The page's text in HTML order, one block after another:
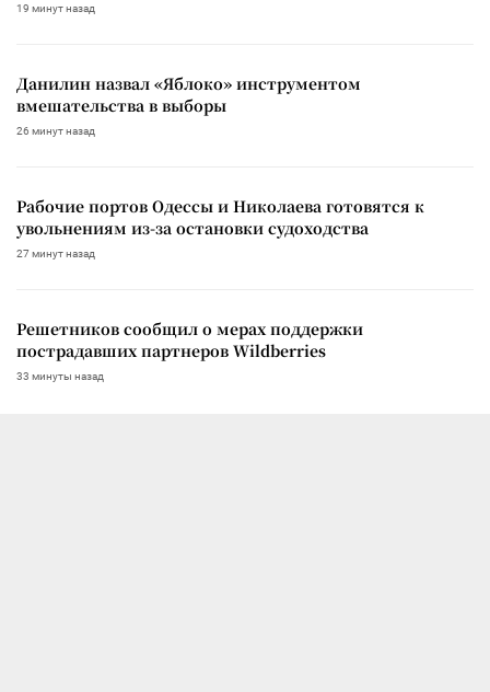
19 минут назад
Данилин назвал «Яблоко» инструментом
вмешательства в выборы
26 минут назад
Рабочие портов Одессы и Николаева готовятся к
увольнениям из-за остановки судоходства
27 минут назад
Решетников сообщил о мерах поддержки
пострадавших партнеров Wildberries
33 минуты назад